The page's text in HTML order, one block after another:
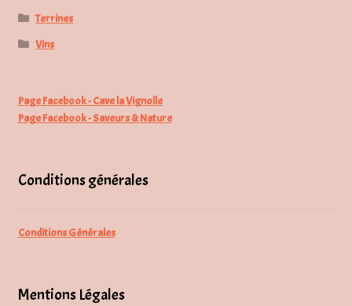
Terrines
Vins
Page Facebook - Cave la Vignolle
Page Facebook - Saveurs & Nature
Conditions générales
Conditions Générales
Mentions Légales